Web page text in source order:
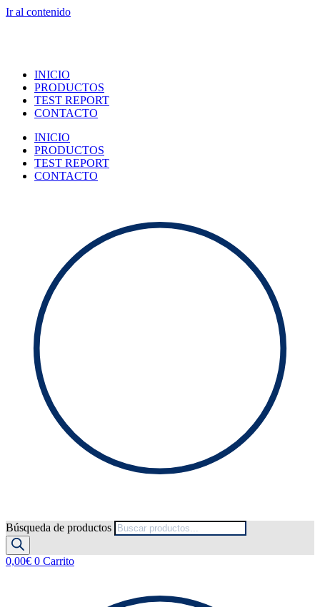
Ir al contenido
INICIO
PRODUCTOS
TEST REPORT
CONTACTO
INICIO
PRODUCTOS
TEST REPORT
CONTACTO
Búsqueda de productos
0,00€ 0 Carrito